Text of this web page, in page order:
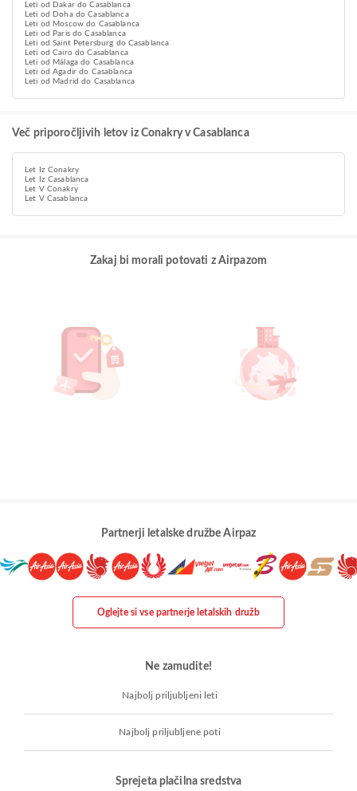
Leti od Dakar do Casablanca
Leti od Doha do Casablanca
Leti od Moscow do Casablanca
Leti od Paris do Casablanca
Leti od Saint Petersburg do Casablanca
Leti od Cairo do Casablanca
Leti od Málaga do Casablanca
Leti od Agadir do Casablanca
Leti od Madrid do Casablanca
Več priporočljivih letov iz Conakry v Casablanca
Let Iz Conakry
Let Iz Casablanca
Let V Conakry
Let V Casablanca
Zakaj bi morali potovati z Airpazom
Partnerji letalske družbe Airpaz
Oglejte si vse partnerje letalskih družb
Ne zamudite!
Najbolj priljubljeni leti
Najbolj priljubljene poti
Sprejeta plačilna sredstva